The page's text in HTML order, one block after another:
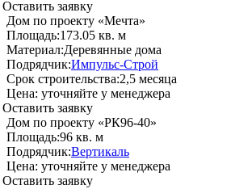
Оставить заявку
Дом по проекту «Мечта»
Площадь:173.05 кв. м
Материал:Деревянные дома
Подрядчик:Импульс-Строй
Срок строительства:2,5 месяца
Цена: уточняйте у менеджера
Оставить заявку
Дом по проекту «РК96-40»
Площадь:96 кв. м
Подрядчик:Вертикаль
Цена: уточняйте у менеджера
Оставить заявку